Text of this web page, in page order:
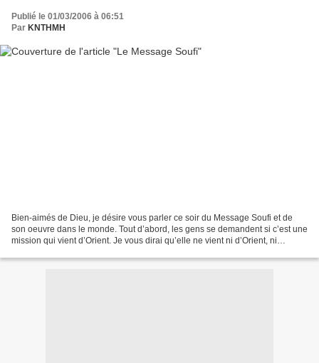
Publié le 01/03/2006 à 06:51
Par KNTHMH
Bien-aimés de Dieu, je désire vous parler ce soir du Message Soufi et de
son oeuvre dans le monde. Tout d’abord, les gens se demandent si c’est une
mission qui vient d’Orient. Je vous dirai qu’elle ne vient ni d’Orient, ni